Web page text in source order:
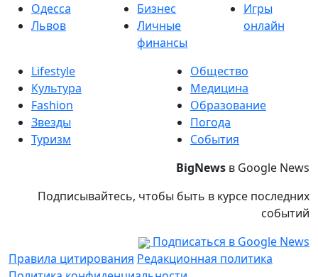
Одесса
Львов
Бизнес
Личные
финансы
Игры
онлайн
Lifestyle
Культура
Fashion
Звезды
Туризм
Общество
Медицина
Образование
Погода
События
BigNews в Google News
Подписывайтесь, чтобы быть в курсе последних
событий
Подписаться в Google News
Правила цитирования Редакционная политика